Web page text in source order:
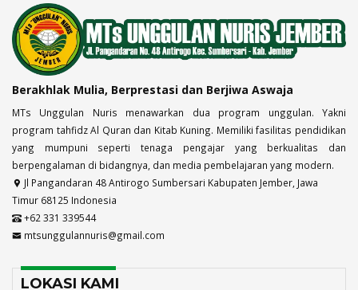
Berakhlak Mulia, Berprestasi dan Berjiwa Aswaja
MTs Unggulan Nuris menawarkan dua program unggulan. Yakni
program tahfidz Al Quran dan Kitab Kuning. Memiliki fasilitas pendidikan
yang mumpuni seperti tenaga pengajar yang berkualitas dan
berpengalaman di bidangnya, dan media pembelajaran yang modern.
Jl Pangandaran 48 Antirogo Sumbersari Kabupaten Jember, Jawa
Timur 68125 Indonesia
+62 331 339544
mtsunggulannuris@gmail.com
LOKASI KAMI